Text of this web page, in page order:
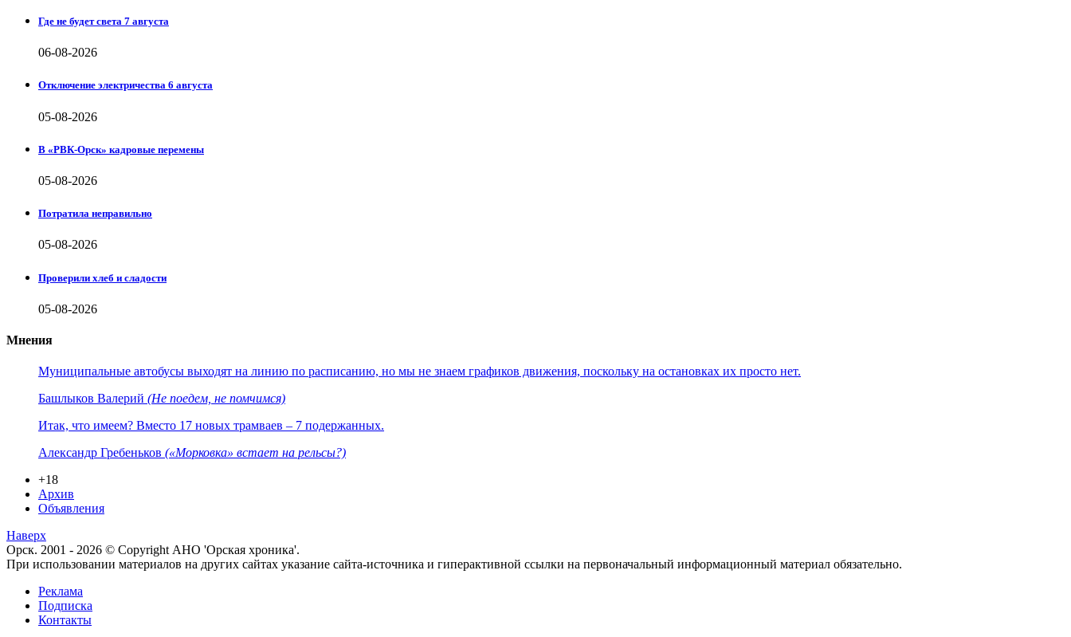
Где не будет света 7 августа
06-08-2026
Отключение электричества 6 августа
05-08-2026
В «РВК-Орск» кадровые перемены
05-08-2026
Потратила неправильно
05-08-2026
Проверили хлеб и сладости
05-08-2026
Мнения
Муниципальные автобусы выходят на линию по расписанию, но мы не знаем графиков движения, поскольку на остановках их просто нет.
Башлыков Валерий (Не поедем, не помчимся)
Итак, что имеем? Вместо 17 новых трамваев – 7 подержанных.
Александр Гребеньков («Морковка» встает на рельсы?)
+18
Архив
Объявления
Наверх
Орск. 2001 - 2026 © Copyright АНО 'Орская хроника'.
При использовании материалов на других сайтах указание сайта-источника и гиперактивной ссылки на первоначальный информационный материал обязательно.
Реклама
Подписка
Контакты